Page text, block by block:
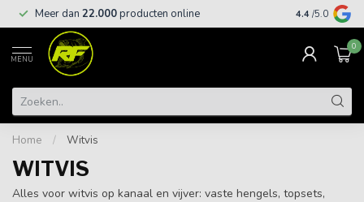
Meer dan 22.000producten online Gratis
4.4 /5.0
MENU
0
Home / Witvis
WITVIS
Alles voor witvis op kanaal en vijver: vaste hengels, topsets,